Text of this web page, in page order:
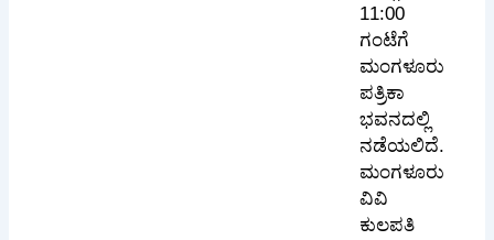
11:00
ಗಂಟೆಗೆ
ಮಂಗಳೂರು
ಪತ್ರಿಕಾ
ಭವನದಲ್ಲಿ
ನಡೆಯಲಿದೆ.
ಮಂಗಳೂರು
ವಿವಿ
ಕುಲಪತಿ